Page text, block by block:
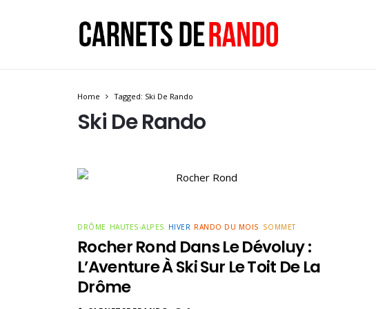
Home Tagged: Ski De Rando
Ski De Rando
DRÔME HAUTES-ALPES HIVER RANDO DU MOIS SOMMET
Rocher Rond Dans Le Dévoluy :
L’Aventure À Ski Sur Le Toit De La
Drôme